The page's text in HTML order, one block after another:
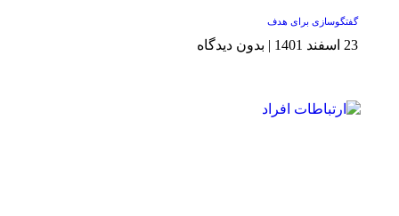
گفتگوسازی برای هدف
23 اسفند 1401 بدون دیدگاه